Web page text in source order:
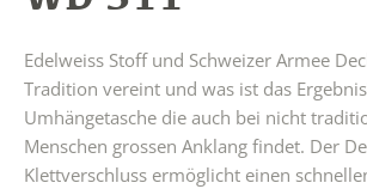
Edelweiss Stoff und Schweizer Armee
Tradition vereint und was ist das
Umhängetasche die auch bei nicht
Menschen grossen Anklang findet. Der
Klettverschluss ermöglicht einen